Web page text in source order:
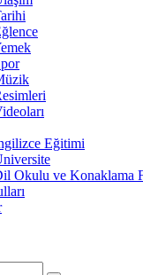
Eğitimi
Okulu ve Konaklama